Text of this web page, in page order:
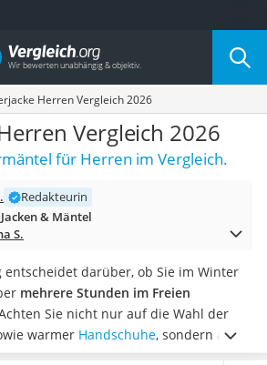
nach Kategorie
Herren Vergleich 2026
Vergleich 2026
für Herren im Vergleich.
Redakteurin
Jacken & Mäntel
S.
darüber, ob Sie im Winter
mehrere Stunden im Freien
Sie nicht nur auf die Wahl der
warmer Handschuhe, sondern auch
Wählen Sie jetzt eine der